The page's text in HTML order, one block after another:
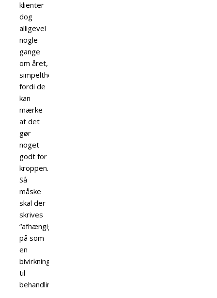
klienter
dog
alligevel
nogle
gange
om året,
simpelthen
fordi de
kan
mærke
at det
gør
noget
godt for
kroppen.
Så
måske
skal der
skrives
“afhængighed”
på som
en
bivirkning
til
behandlingen.